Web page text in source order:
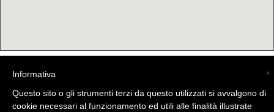
×
Informativa
Questo sito o gli strumenti terzi da questo utilizzati si avvalgono di
cookie necessari al funzionamento ed utili alle finalità illustrate